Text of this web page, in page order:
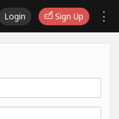
Login Sign Up